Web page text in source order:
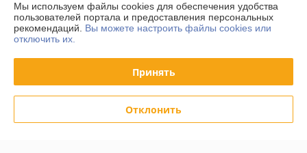
Доставка и оплата
График работы
Полная версия сайта
Политика обработки cookies
Мы используем файлы cookies для обеспечения удобства
пользователей портала и предоставления персональных
рекомендаций. Вы можете настроить файлы cookies или
отключить их.
Принять
Отклонить